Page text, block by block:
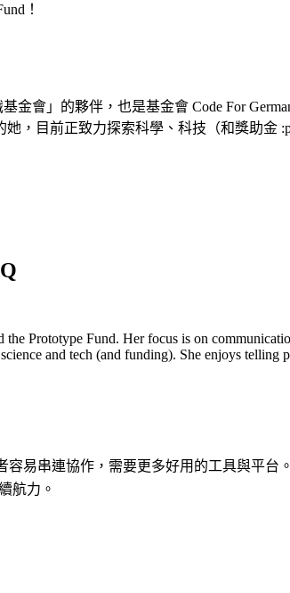
！
金會」的夥伴，也是基金會 Code For
，目前正致力探索科學、科技（和獎助金
Prototype Fund. Her focus is on
and tech (and funding). She enjoys telling
易串連協作，需要更多好用的工具與平台
航力。